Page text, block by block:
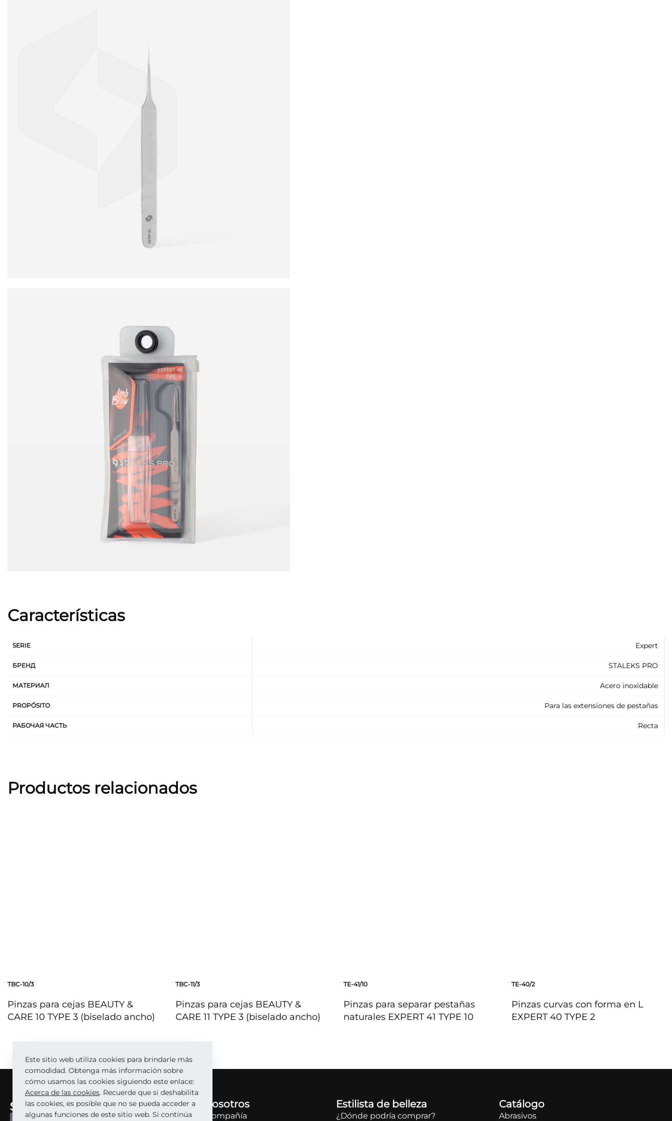
Características
SERIE Expert
БРЕНД STALEKS PRO
МАТЕРИАЛ Acero inoxidable
PROPÓSITO Para las extensiones de pestañas
РАБОЧАЯ ЧАСТЬ Recta
Productos relacionados
TBC-10/3
Pinzas para cejas BEAUTY &
CARE 10 TYPE 3 (biselado ancho)
TBC-11/3
Pinzas para cejas BEAUTY &
CARE 11 TYPE 3 (biselado ancho)
TE-41/10
Pinzas para separar pestañas
naturales EXPERT 41 TYPE 10
TE-40/2
Pinzas curvas con forma en L
EXPERT 40 TYPE 2
Sobre nosotros
Sobre la compañía
Estilista de belleza
¿Dónde podría comprar?
Catálogo
Abrasivos
Este sitio web utiliza cookies para brindarle más
comodidad. Obtenga más información sobre
cómo usamos las cookies siguiendo este enlace:
Acerca de las cookies. Recuerde que si deshabilita
las cookies, es posible que no se pueda acceder a
algunas funciones de este sitio web. Si continúa